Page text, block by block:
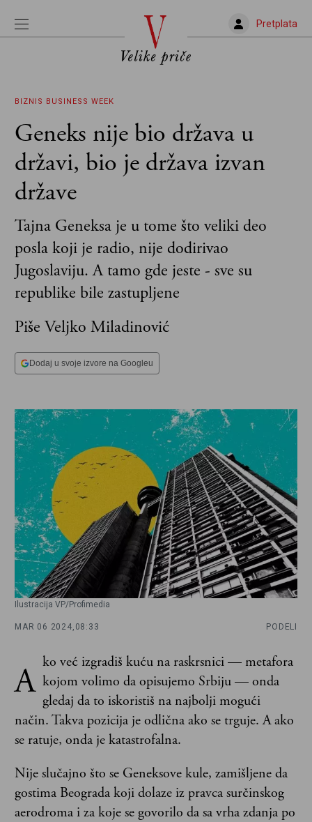
Pretplata
BIZNIS BUSINESS WEEK
Geneks nije bio država u
državi, bio je država izvan
države
Tajna Geneksa je u tome što veliki deo
posla koji je radio, nije dodirivao
Jugoslaviju. A tamo gde jeste - sve su
republike bile zastupljene
Piše Veljko Miladinović
Dodaj u svoje izvore na Googleu
Ilustracija VP/Profimedia
MAR 06 2024, 08:33 PODELI
A ko već izgradiš kuću na raskrsnici — metafora
kojom volimo da opisujemo Srbiju — onda
gledaj da to iskoristiš na najbolji mogući
način. Takva pozicija je odlična ako se trguje. A ako
se ratuje, onda je katastrofalna.
Nije slučajno što se Geneksove kule, zamišljene da
gostima Beograda koji dolaze iz pravca surčinskog
aerodroma i za koje se govorilo da sa vrha zdanja po